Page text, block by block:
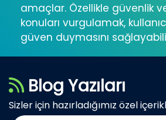
amaçlar. Özellikle güvenlik
konuları vurgulamak,
güven duymasını
Blog Yazıları
Sizler için hazırladığımız özel